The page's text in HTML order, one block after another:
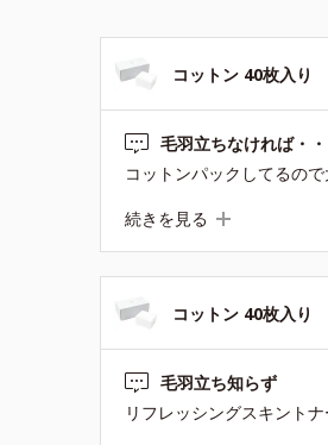
コットン 40枚入り
毛羽立ちなければ・・
続きを見る
コットン 40枚入り
毛羽立ち知らず